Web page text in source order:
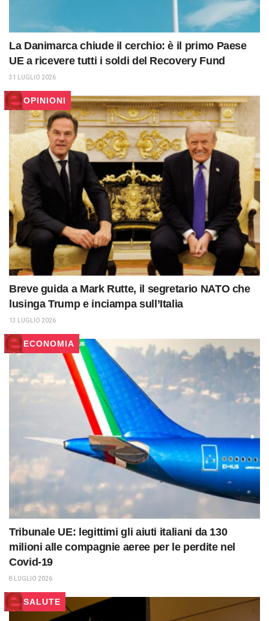
La Danimarca chiude il cerchio: è il primo Paese
UE a ricevere tutti i soldi del Recovery Fund
31 LUGLIO 2026
OPINIONI
Breve guida a Mark Rutte, il segretario NATO che
lusinga Trump e inciampa sull’Italia
13 LUGLIO 2026
ECONOMIA
Tribunale UE: legittimi gli aiuti italiani da 130
milioni alle compagnie aeree per le perdite nel
Covid-19
8 LUGLIO 2026
SALUTE